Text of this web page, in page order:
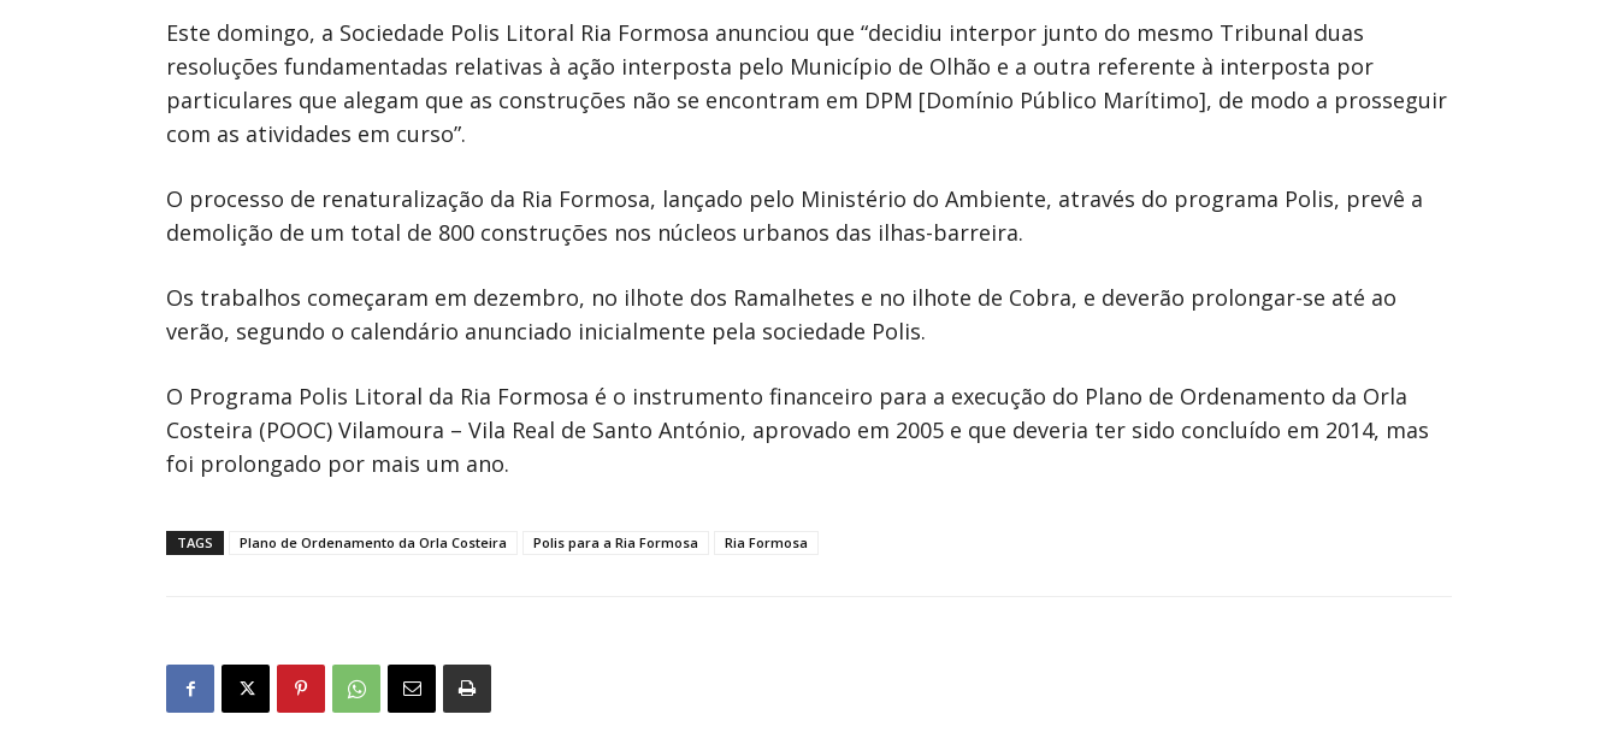
Este domingo, a Sociedade Polis Litoral Ria Formosa anunciou que “decidiu interpor junto do mesmo Tribunal duas
resoluções fundamentadas relativas à ação interposta pelo Município de Olhão e a outra referente à interposta por
particulares que alegam que as construções não se encontram em DPM [Domínio Público Marítimo], de modo a prosseguir
com as atividades em curso”.
O processo de renaturalização da Ria Formosa, lançado pelo Ministério do Ambiente, através do programa Polis, prevê a
demolição de um total de 800 construções nos núcleos urbanos das ilhas-barreira.
Os trabalhos começaram em dezembro, no ilhote dos Ramalhetes e no ilhote de Cobra, e deverão prolongar-se até ao
verão, segundo o calendário anunciado inicialmente pela sociedade Polis.
O Programa Polis Litoral da Ria Formosa é o instrumento financeiro para a execução do Plano de Ordenamento da Orla
Costeira (POOC) Vilamoura – Vila Real de Santo António, aprovado em 2005 e que deveria ter sido concluído em 2014, mas
foi prolongado por mais um ano.
TAGS Plano de Ordenamento da Orla Costeira Polis para a Ria Formosa Ria Formosa